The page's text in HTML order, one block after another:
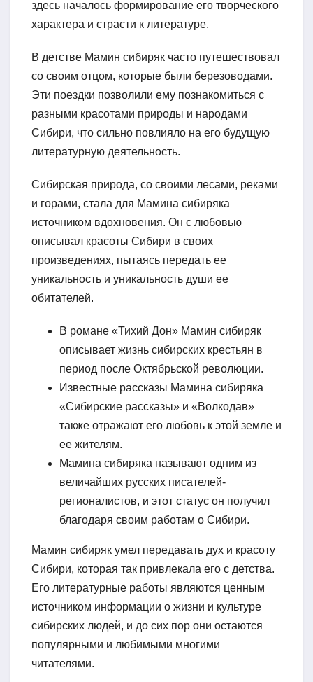
здесь началось формирование его творческого
характера и страсти к литературе.
В детстве Мамин сибиряк часто путешествовал
со своим отцом, которые были березоводами.
Эти поездки позволили ему познакомиться с
разными красотами природы и народами
Сибири, что сильно повлияло на его будущую
литературную деятельность.
Сибирская природа, со своими лесами, реками
и горами, стала для Мамина сибиряка
источником вдохновения. Он с любовью
описывал красоты Сибири в своих
произведениях, пытаясь передать ее
уникальность и уникальность души ее
обитателей.
В романе «Тихий Дон» Мамин сибиряк
описывает жизнь сибирских крестьян в
период после Октябрьской революции.
Известные рассказы Мамина сибиряка
«Сибирские рассказы» и «Волкодав»
также отражают его любовь к этой земле и
ее жителям.
Мамина сибиряка называют одним из
величайших русских писателей-
регионалистов, и этот статус он получил
благодаря своим работам о Сибири.
Мамин сибиряк умел передавать дух и красоту
Сибири, которая так привлекала его с детства.
Его литературные работы являются ценным
источником информации о жизни и культуре
сибирских людей, и до сих пор они остаются
популярными и любимыми многими
читателями.